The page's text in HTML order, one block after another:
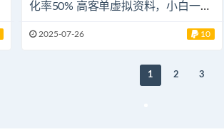
化率50% 高客单虚拟资料，小白一台
2025-07-26 10
1 2 3